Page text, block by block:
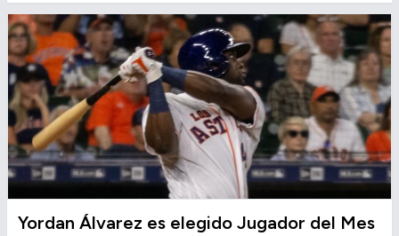
Yordan Álvarez es elegido Jugador del Mes